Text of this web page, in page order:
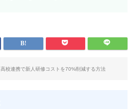
高校連携で新人研修コストを70%削減する方法